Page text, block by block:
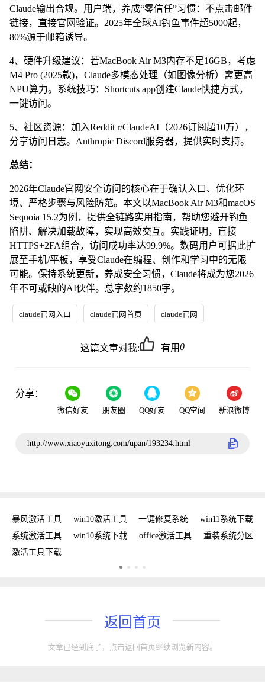
Claude输出合规。用户端，养成“零信任”习惯：不点击邮件
链接，直接官网验证。2025年全球AI钓鱼事件超5000起，
80%源于邮箱诱导。
4、硬件升级建议：若MacBook Air M3内存不足16GB，考虑
M4 Pro (2025款)，Claude多模态处理（如图像分析）需更高
NPU算力。系统技巧：Shortcuts app创建Claude快捷方式，
一键访问。
5、社区资源：加入Reddit r/ClaudeAI（2026订阅超10万），
分享访问日志。Anthropic Discord服务器，提供实时支持。
总结：
2026年Claude官网安全访问的核心在于确认入口、优化环
境、严格步骤与风险防范。本文以MacBook Air M3和macOS
Sequoia 15.2为例，提供全链路实用指南，帮助您避开钓鱼
陷阱、解决加载故障，实现高效交互。实践证明，直接
HTTPS+2FA组合，访问成功率达99.9%。数码用户可据此扩
展至手机/平板，享受Claude在编程、创作和学习中的无限
可能。保持系统更新，养成安全习惯，Claude将成为您2026
年不可或缺的AI伙伴。总字数约1850字。
claude官网入口 claude官网首页 claude官网
这篇文章对我: 有用0
分享：
微信好友 朋友圈 QQ好友 QQ空间 新浪微博
http://www.xiaoyuxitong.com/upan/193234.html
暴风激活工具 win10激活工具 一键修复系统
win11系统下载
系统激活工具
win10系统下载 office激活工具
重装系统分区
激活工具下载
返回首页
文章已经到底了，点击返回首页继续浏览新内容。